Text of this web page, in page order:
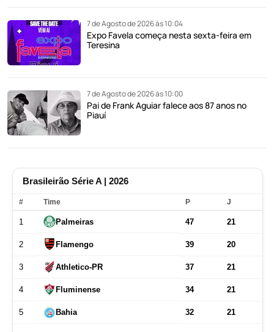
7 de Agosto de 2026 às 10:04
Expo Favela começa nesta sexta-feira em
Teresina
7 de Agosto de 2026 às 10:00
Pai de Frank Aguiar falece aos 87 anos no
Piauí